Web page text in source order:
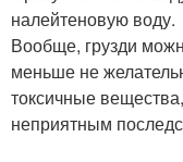
налейтеновую воду.
Вообще, грузди
меньше не
токсичные
неприятным